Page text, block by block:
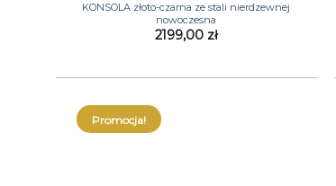
KONSOLA złoto-czarna ze stali nierdzewnej
nowoczesna
2199,00 zł
Promocja!